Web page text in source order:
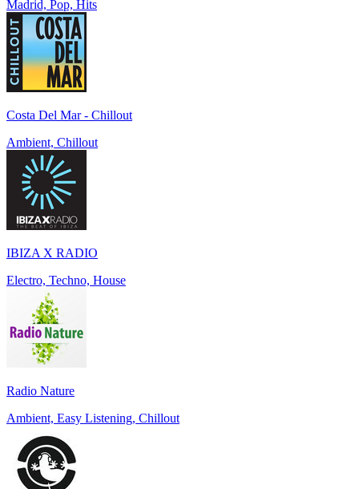
Madrid, Pop, Hits
Costa Del Mar - Chillout
Ambient, Chillout
IBIZA X RADIO
Electro, Techno, House
Radio Nature
Ambient, Easy Listening, Chillout